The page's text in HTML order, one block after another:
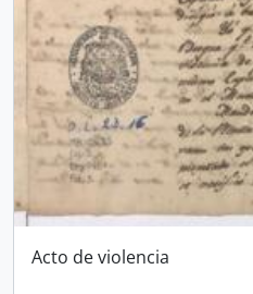
Acto de violencia